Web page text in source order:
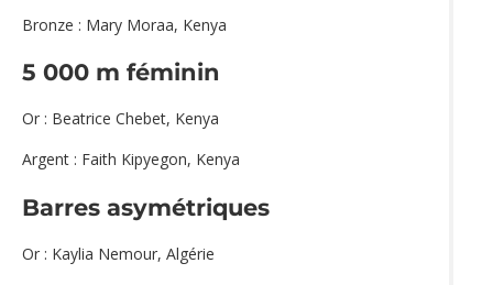
Bronze : Mary Moraa, Kenya
5 000 m féminin
Or : Beatrice Chebet, Kenya
Argent : Faith Kipyegon, Kenya
Barres asymétriques
Or : Kaylia Nemour, Algérie